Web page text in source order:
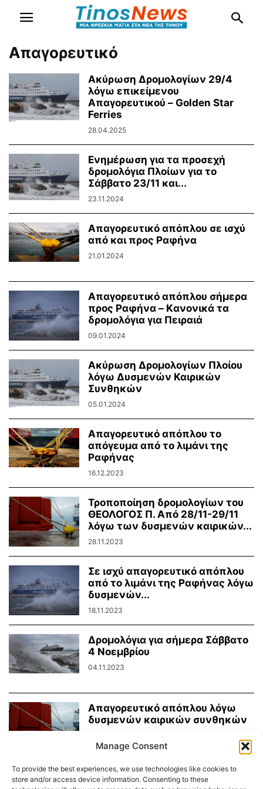
Manage Consent
To provide the best experiences, we use technologies like cookies to
store and/or access device information. Consenting to these
Απαγορευτικό
Ακύρωση Δρομολογίων 29/4
λόγω επικείμενου
Απαγορευτικού – Golden Star
Ferries
28.04.2025
Ενημέρωση για τα προσεχή
δρομολόγια Πλοίων για το
Σάββατο 23/11 και...
23.11.2024
Απαγορευτικό απόπλου σε ισχύ
από και προς Ραφήνα
21.01.2024
Απαγορευτικό απόπλου σήμερα
προς Ραφήνα – Kανονικά τα
δρομολόγια για Πειραιά
09.01.2024
Ακύρωση Δρομολογίων Πλοίου
λόγω Δυσμενών Καιρικών
Συνθηκών
05.01.2024
Απαγορευτικό απόπλου το
απόγευμα από το λιμάνι της
Ραφήνας
16.12.2023
Τροποποίηση δρομολογίων του
ΘΕΟΛΟΓΟΣ Π. Από 28/11-29/11
λόγω των δυσμενών καιρικών...
28.11.2023
Σε ισχύ απαγορευτικό απόπλου
από το λιμάνι της Ραφήνας λόγω
δυσμενών...
18.11.2023
Δρομολόγια για σήμερα Σάββατο
4 Νοεμβρίου
04.11.2023
Απαγορευτικό απόπλου λόγω
δυσμενών καιρικών συνθηκών